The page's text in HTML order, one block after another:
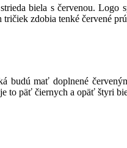
biela s červenou.
zdobia tenké červené
budú mať doplnené
to päť čiernych a opäť štyri